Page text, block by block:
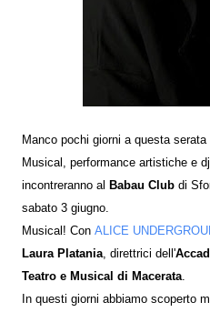
Manco pochi giorni a questa
Musical, performance artistiche e
incontreranno al Babau Club di
sabato 3 giugno.
Musical! Con ALICE
Laura Platania, direttrici dell'
Teatro e Musical di Macerata.
In questi giorni abbiamo scoperto